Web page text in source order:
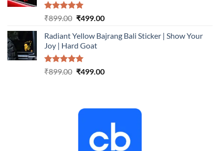
Rated5.00
₹899.00 Original
was:
₹899.00.
₹499.00Current
is:
Radiant Yellow Bajrang Bali Sticker | Show Your
Joy | Hard Goat
Rated5.00
₹899.00 Original
₹499.00Current